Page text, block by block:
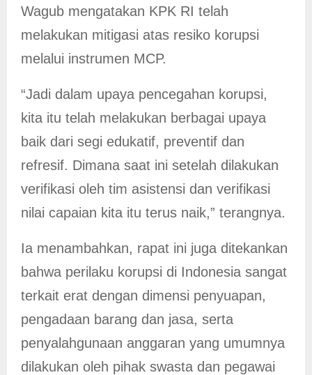
Wagub mengatakan KPK RI telah
melakukan mitigasi atas resiko korupsi
melalui instrumen MCP.
“Jadi dalam upaya pencegahan korupsi,
kita itu telah melakukan berbagai upaya
baik dari segi edukatif, preventif dan
refresif. Dimana saat ini setelah dilakukan
verifikasi oleh tim asistensi dan verifikasi
nilai capaian kita itu terus naik,” terangnya.
Ia menambahkan, rapat ini juga ditekankan
bahwa perilaku korupsi di Indonesia sangat
terkait erat dengan dimensi penyuapan,
pengadaan barang dan jasa, serta
penyalahgunaan anggaran yang umumnya
dilakukan oleh pihak swasta dan pegawai